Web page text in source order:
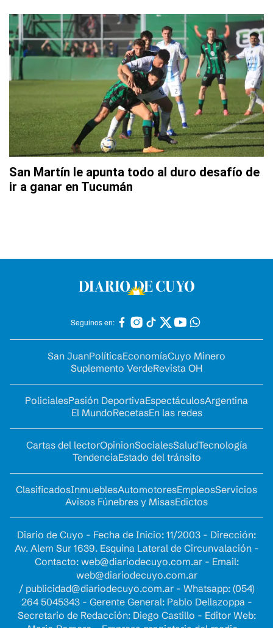
San Martín le apunta todo al duro desafío de
ir a ganar en Tucumán
Seguinos en:
San JuanPolíticaEconomíaCuyo Minero
Suplemento VerdeRevista OH
PolicialesPasión DeportivaEspectáculosArgentina
El MundoRecetasEn las redes
Cartas del lectorOpinionSocialesSaludTecnología
TendenciaEstado del tránsito
ClasificadosInmueblesAutomotoresEmpleosServicios
Avisos Fúnebres y MisasEdictos
Diario de Cuyo - Fecha de Inicio: 11/2003 - Dirección:
Av. Alem Sur 1639. Esquina Lateral de Circunvalación -
Contacto: web@diariodecuyo.com.ar- Email:
web@diariodecuyo.com.ar
/ publicidad@diariodecuyo.com.ar- Whatsapp: (054)
264 5045343 - Gerente General: Pablo Dellazoppa -
Secretario de Redacción: Diego Castillo - Editor Web: